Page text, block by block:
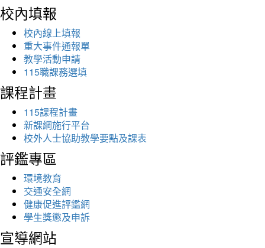
校內填報
校內線上填報
重大事件通報單
教學活動申請
115職課務選填
課程計畫
115課程計畫
新課綱施行平台
校外人士協助教學要點及課表
評鑑專區
環境教育
交通安全網
健康促進評鑑網
學生獎懲及申訴
宣導網站